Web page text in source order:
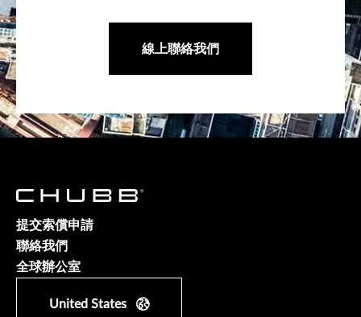
線上聯絡我們
提交索償申請
聯絡我們
全球辦公室
United States